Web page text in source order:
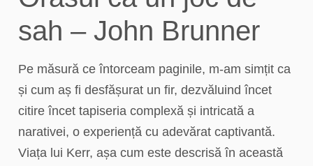
sah – John Brunner
Pe măsură ce întorceam paginile, m-am simțit ca
și cum aș fi desfășurat un fir, dezvăluind încet
citire încet tapiseria complexă și intricată a
narativei, o experiență cu adevărat captivantă.
Viața lui Kerr, așa cum este descrisă în această